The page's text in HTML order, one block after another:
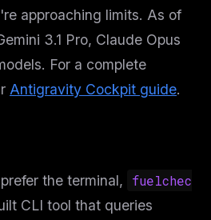
approaching limits. As of
3.1 Pro, Claude Opus
For a complete
Antigravity Cockpit guide.
the terminal,
fuelchec
CLI tool that queries